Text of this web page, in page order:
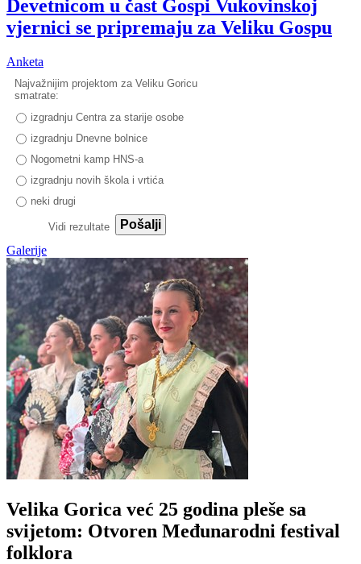
Devetnicom u čast Gospi Vukovinskoj
vjernici se pripremaju za Veliku Gospu
Anketa
Najvažnijim projektom za Veliku Goricu
smatrate:
izgradnju Centra za starije osobe
izgradnju Dnevne bolnice
Nogometni kamp HNS-a
izgradnju novih škola i vrtića
neki drugi
Vidi rezultate
Pošalji
Galerije
Velika Gorica već 25 godina pleše sa
svijetom: Otvoren Međunarodni festival
folklora